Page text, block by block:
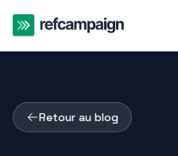
Retour au blog